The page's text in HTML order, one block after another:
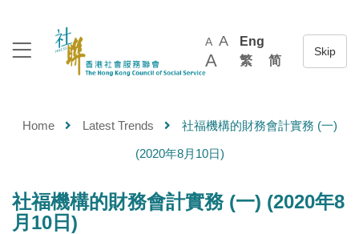
A A
A
Eng
繁
简
Home Latest Trends 社福機構的財務會計實務 (一)
(2020年8月10日)
社福機構的財務會計實務 (一) (2020年8
月10日)